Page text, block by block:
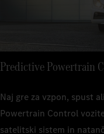
Predictive Powertrain
Naj gre za vzpon, spust
Powertrain Control
satelitski sistem in